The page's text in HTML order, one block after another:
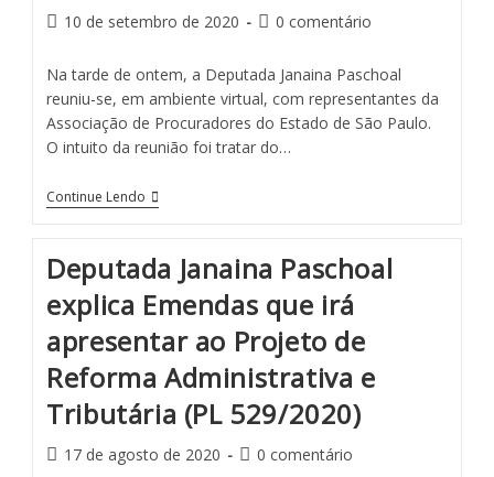
10 de setembro de 2020 0 comentário
Na tarde de ontem, a Deputada Janaina Paschoal
reuniu-se, em ambiente virtual, com representantes da
Associação de Procuradores do Estado de São Paulo.
O intuito da reunião foi tratar do…
Continue Lendo
Deputada Janaina Paschoal
explica Emendas que irá
apresentar ao Projeto de
Reforma Administrativa e
Tributária (PL 529/2020)
17 de agosto de 2020 0 comentário